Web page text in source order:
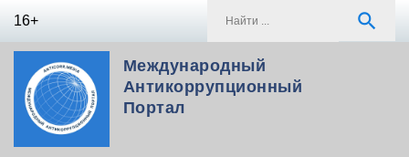
16+ search
Международный
Антикоррупционный
Портал